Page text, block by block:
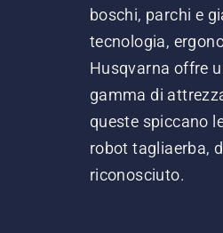
boschi, parchi e
tecnologia,
Husqvarna offre
gamma di
queste spiccano
robot tagliaerba,
riconosciuto.